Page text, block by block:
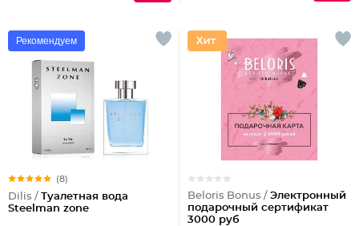
Рекомендуем
(8)
Dilis / Туалетная вода
Steelman zone
Beloris Bonus / Электронный
подарочный сертификат
3000 руб